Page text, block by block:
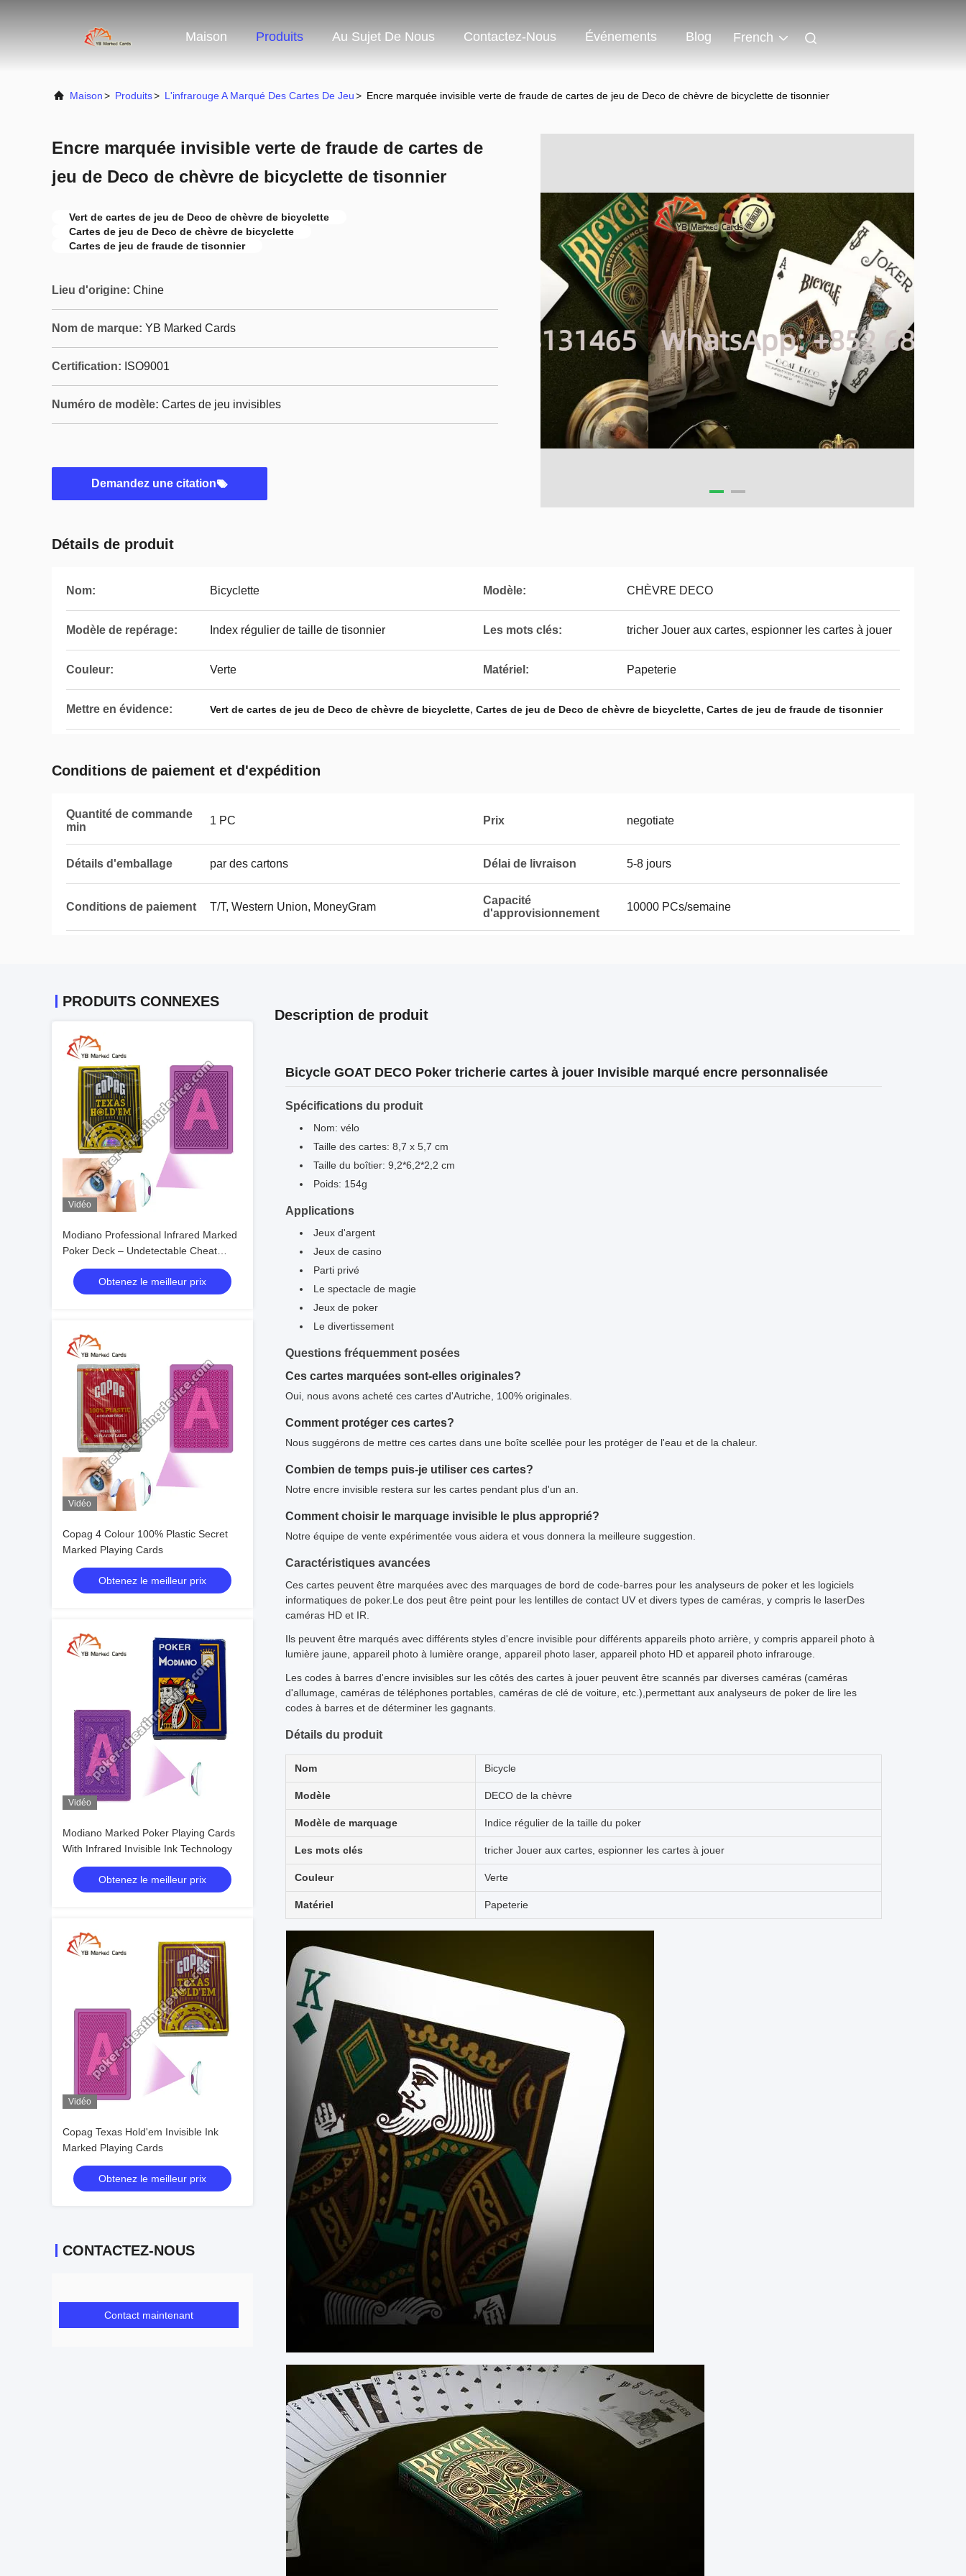
Maison Produits Au Sujet De Nous Contactez-Nous Événements Blog French
Maison> Produits> L'infrarouge A Marqué Des Cartes De Jeu> Encre marquée invisible verte de fraude de cartes de jeu de Deco de chèvre de bicyclette de tisonnier
Encre marquée invisible verte de fraude de cartes de
jeu de Deco de chèvre de bicyclette de tisonnier
Vert de cartes de jeu de Deco de chèvre de bicyclette
Cartes de jeu de Deco de chèvre de bicyclette
Cartes de jeu de fraude de tisonnier
Lieu d'origine: Chine
Nom de marque: YB Marked Cards
Certification: ISO9001
Numéro de modèle: Cartes de jeu invisibles
Demandez une citation
Détails de produit
Nom: Bicyclette Modèle: CHÈVRE DECO
Modèle de repérage: Index régulier de taille de tisonnier Les mots clés: tricher Jouer aux cartes, espionner les cartes à jouer
Couleur: Verte Matériel: Papeterie
Mettre en évidence: Vert de cartes de jeu de Deco de chèvre de bicyclette, Cartes de jeu de Deco de chèvre de bicyclette, Cartes de jeu de fraude de tisonnier
Conditions de paiement et d'expédition
Quantité de commande
min
1 PC Prix negotiate
Détails d'emballage par des cartons Délai de livraison 5-8 jours
Conditions de paiement T/T, Western Union, MoneyGram
Capacité
d'approvisionnement
10000 PCs/semaine
PRODUITS CONNEXES
Vidéo
Modiano Professional Infrared Marked
Poker Deck – Undetectable Cheat
Cards
Obtenez le meilleur prix
Vidéo
Copag 4 Colour 100% Plastic Secret
Marked Playing Cards
Obtenez le meilleur prix
Vidéo
Modiano Marked Poker Playing Cards
With Infrared Invisible Ink Technology
Obtenez le meilleur prix
Vidéo
Copag Texas Hold'em Invisible Ink
Marked Playing Cards
Obtenez le meilleur prix
CONTACTEZ-NOUS
Contact maintenant
Description de produit
Bicycle GOAT DECO Poker tricherie cartes à jouer Invisible marqué encre personnalisée
Spécifications du produit
Nom: vélo
Taille des cartes: 8,7 x 5,7 cm
Taille du boîtier: 9,2*6,2*2,2 cm
Poids: 154g
Applications
Jeux d'argent
Jeux de casino
Parti privé
Le spectacle de magie
Jeux de poker
Le divertissement
Questions fréquemment posées
Ces cartes marquées sont-elles originales?
Oui, nous avons acheté ces cartes d'Autriche, 100% originales.
Comment protéger ces cartes?
Nous suggérons de mettre ces cartes dans une boîte scellée pour les protéger de l'eau et de la chaleur.
Combien de temps puis-je utiliser ces cartes?
Notre encre invisible restera sur les cartes pendant plus d'un an.
Comment choisir le marquage invisible le plus approprié?
Notre équipe de vente expérimentée vous aidera et vous donnera la meilleure suggestion.
Caractéristiques avancées
Ces cartes peuvent être marquées avec des marquages de bord de code-barres pour les analyseurs de poker et les logiciels
informatiques de poker.Le dos peut être peint pour les lentilles de contact UV et divers types de caméras, y compris le laserDes
caméras HD et IR.
Ils peuvent être marqués avec différents styles d'encre invisible pour différents appareils photo arrière, y compris appareil photo à
lumière jaune, appareil photo à lumière orange, appareil photo laser, appareil photo HD et appareil photo infrarouge.
Les codes à barres d'encre invisibles sur les côtés des cartes à jouer peuvent être scannés par diverses caméras (caméras
d'allumage, caméras de téléphones portables, caméras de clé de voiture, etc.),permettant aux analyseurs de poker de lire les
codes à barres et de déterminer les gagnants.
Détails du produit
Nom Bicycle
Modèle DECO de la chèvre
Modèle de marquage Indice régulier de la taille du poker
Les mots clés tricher Jouer aux cartes, espionner les cartes à jouer
Couleur Verte
Matériel Papeterie